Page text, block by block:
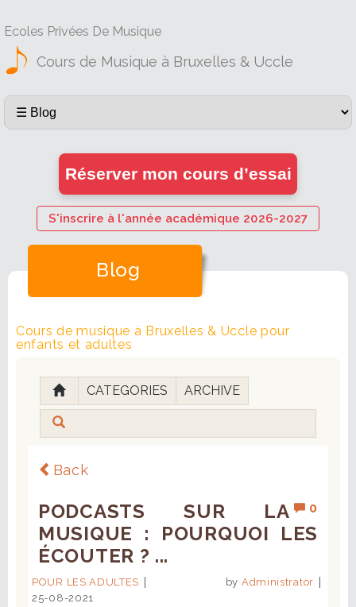
Ecoles Privées De Musique
Cours de Musique à Bruxelles & Uccle
Réserver mon cours d’essai
S'inscrire à l'année académique 2026-2027
Blog
Cours de musique à Bruxelles & Uccle pour
enfants et adultes
CATEGORIES ARCHIVE
Back
0
PODCASTS SUR LA
MUSIQUE : POURQUOI LES
ÉCOUTER ? ...
POUR LES ADULTES by Administrator
25-08-2021